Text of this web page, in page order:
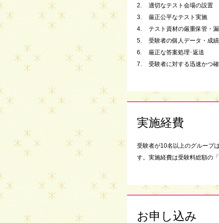
2.
適切なテスト会場の設置
3.
厳正公平なテスト実施
4.
テスト資材の厳重保管・
5.
受験者の個人データ・成
6.
厳正な答案処理･返送
7.
受験者に対する迅速かつ
実施経費
受験者が10名以上のグループ
す。実施経費は受験料総額の
お申し込み